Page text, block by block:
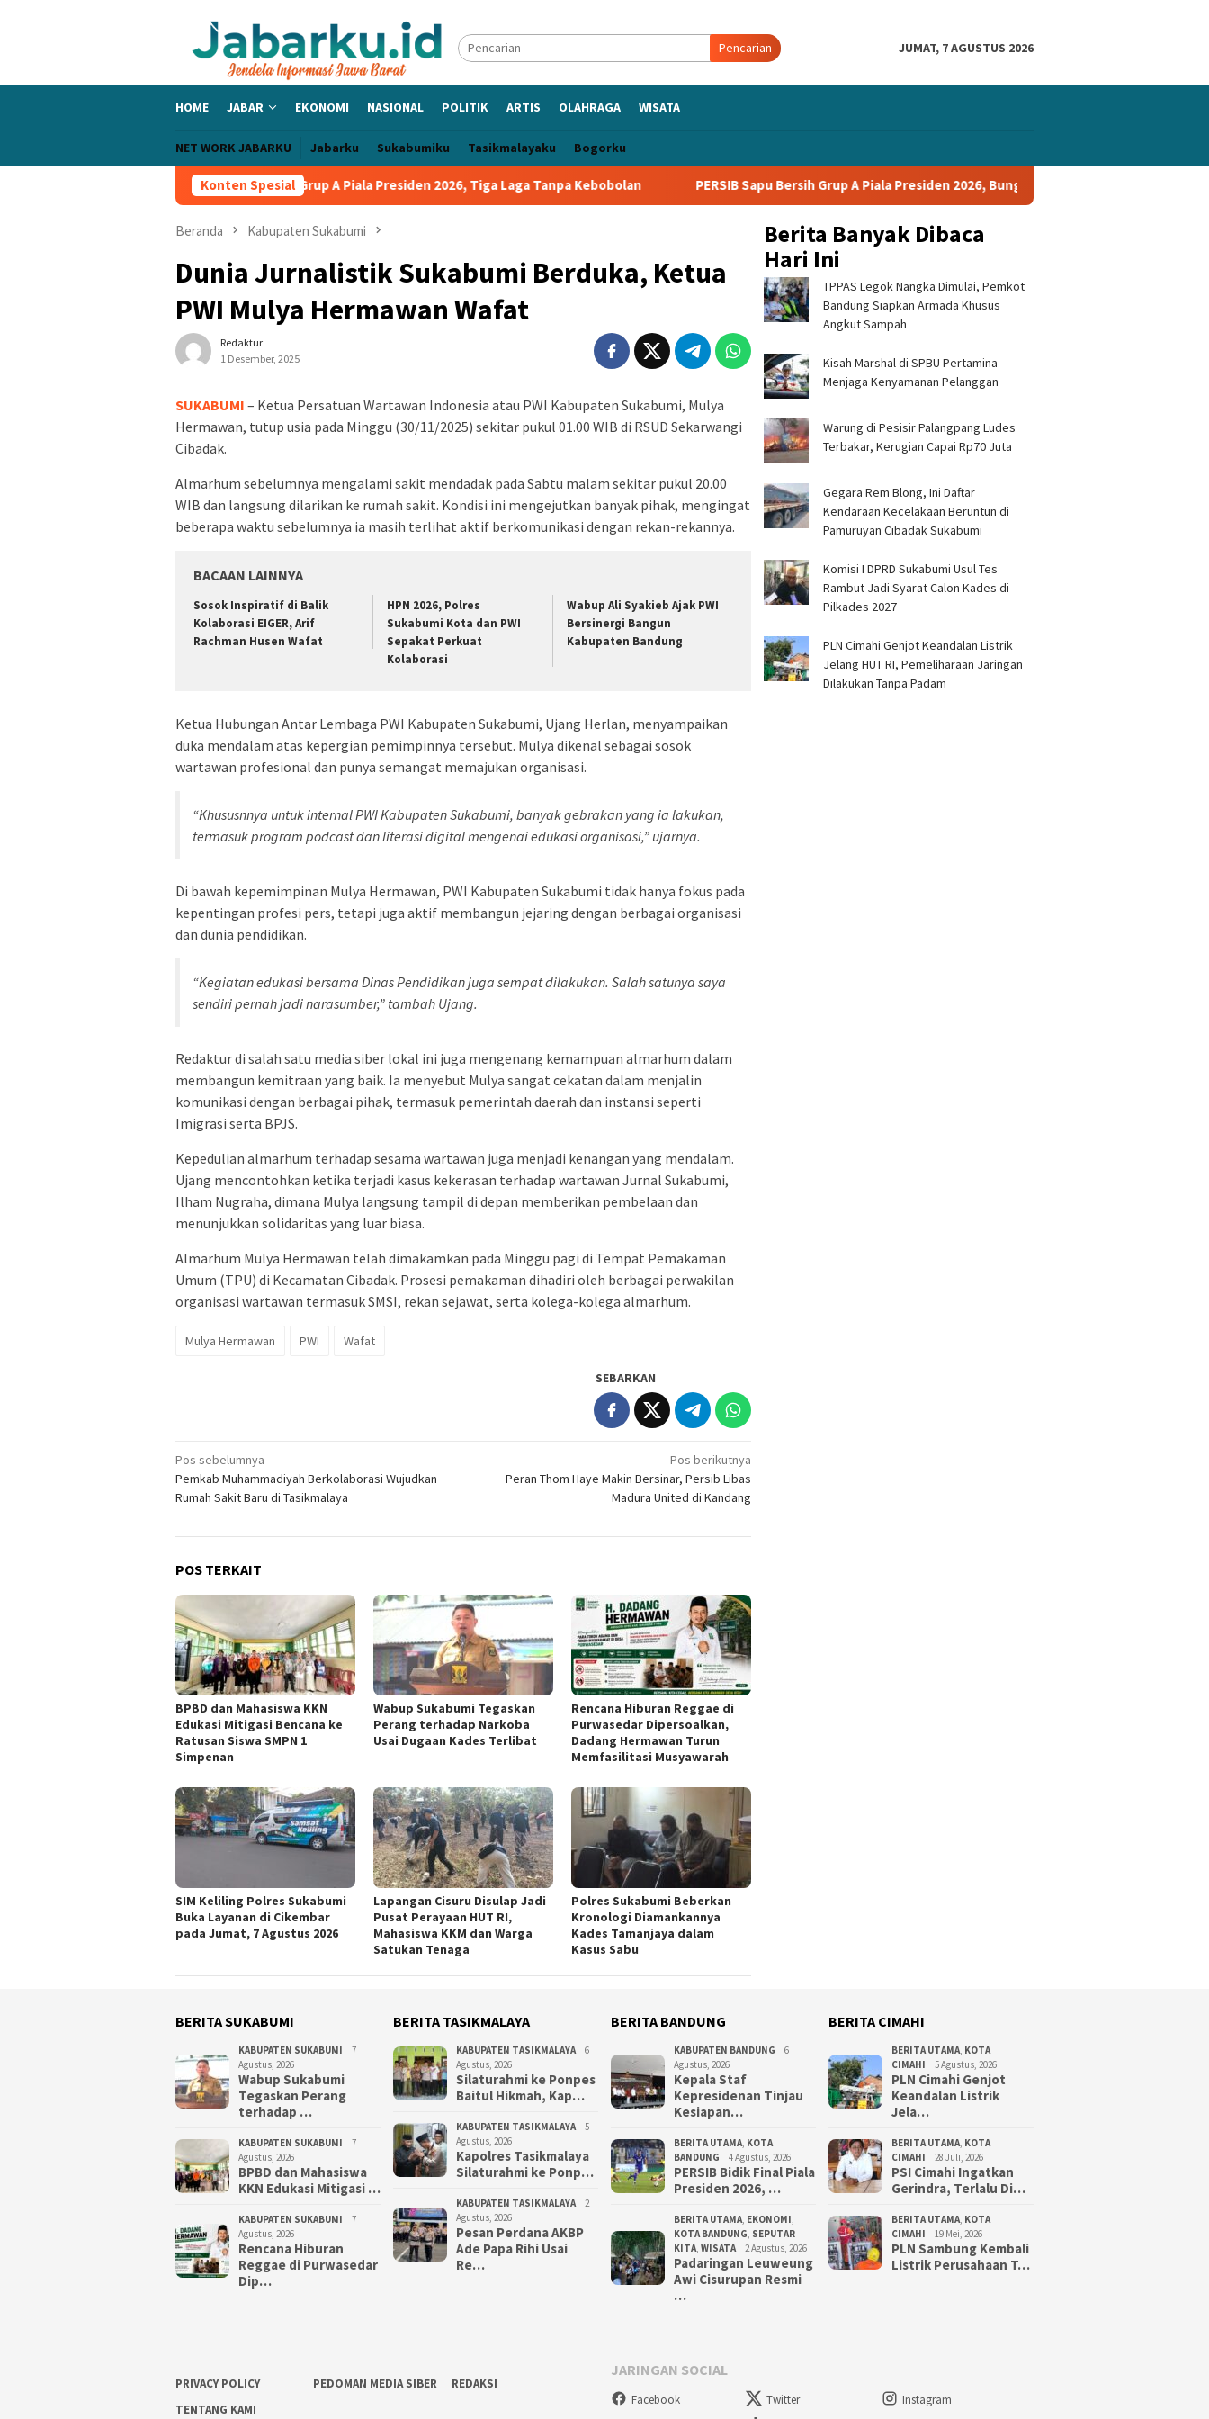
Pencarian JUMAT, 7 AGUSTUS 2026
HOME JABAR EKONOMI NASIONAL POLITIK ARTIS OLAHRAGA WISATA
NET WORK JABARKU Jabarku Sukabumiku Tasikmalayaku Bogorku
Konten Spesial
Tolic Bangga PERSIB Sapu Bersih Grup A Piala Presiden 2026, Tiga Laga Tanpa Kebobolan PERSIB Sapu Bersih Grup A Piala Presiden 2026, Bungkam Tampines Rovers 1-0 dan Lolos ke
Beranda Kabupaten Sukabumi
Dunia Jurnalistik Sukabumi Berduka, Ketua
PWI Mulya Hermawan Wafat
Redaktur
1 Desember, 2025
SUKABUMI – Ketua Persatuan Wartawan Indonesia atau PWI Kabupaten Sukabumi, Mulya
Hermawan, tutup usia pada Minggu (30/11/2025) sekitar pukul 01.00 WIB di RSUD Sekarwangi
Cibadak.
Almarhum sebelumnya mengalami sakit mendadak pada Sabtu malam sekitar pukul 20.00
WIB dan langsung dilarikan ke rumah sakit. Kondisi ini mengejutkan banyak pihak, mengingat
beberapa waktu sebelumnya ia masih terlihat aktif berkomunikasi dengan rekan-rekannya.
BACAAN LAINNYA
Sosok Inspiratif di Balik
Kolaborasi EIGER, Arif
Rachman Husen Wafat
HPN 2026, Polres
Sukabumi Kota dan PWI
Sepakat Perkuat
Kolaborasi
Wabup Ali Syakieb Ajak PWI
Bersinergi Bangun
Kabupaten Bandung
Ketua Hubungan Antar Lembaga PWI Kabupaten Sukabumi, Ujang Herlan, menyampaikan
duka mendalam atas kepergian pemimpinnya tersebut. Mulya dikenal sebagai sosok
wartawan profesional dan punya semangat memajukan organisasi.
“Khususnnya untuk internal PWI Kabupaten Sukabumi, banyak gebrakan yang ia lakukan,
termasuk program podcast dan literasi digital mengenai edukasi organisasi,” ujarnya.
Di bawah kepemimpinan Mulya Hermawan, PWI Kabupaten Sukabumi tidak hanya fokus pada
kepentingan profesi pers, tetapi juga aktif membangun jejaring dengan berbagai organisasi
dan dunia pendidikan.
“Kegiatan edukasi bersama Dinas Pendidikan juga sempat dilakukan. Salah satunya saya
sendiri pernah jadi narasumber,” tambah Ujang.
Redaktur di salah satu media siber lokal ini juga mengenang kemampuan almarhum dalam
membangun kemitraan yang baik. Ia menyebut Mulya sangat cekatan dalam menjalin
komunikasi dengan berbagai pihak, termasuk pemerintah daerah dan instansi seperti
Imigrasi serta BPJS.
Kepedulian almarhum terhadap sesama wartawan juga menjadi kenangan yang mendalam.
Ujang mencontohkan ketika terjadi kasus kekerasan terhadap wartawan Jurnal Sukabumi,
Ilham Nugraha, dimana Mulya langsung tampil di depan memberikan pembelaan dan
menunjukkan solidaritas yang luar biasa.
Almarhum Mulya Hermawan telah dimakamkan pada Minggu pagi di Tempat Pemakaman
Umum (TPU) di Kecamatan Cibadak. Prosesi pemakaman dihadiri oleh berbagai perwakilan
organisasi wartawan termasuk SMSI, rekan sejawat, serta kolega-kolega almarhum.
Mulya Hermawan PWI Wafat
SEBARKAN
Navigasi
pos
Pos sebelumnya
Pemkab Muhammadiyah Berkolaborasi Wujudkan
Rumah Sakit Baru di Tasikmalaya
Pos berikutnya
Peran Thom Haye Makin Bersinar, Persib Libas
Madura United di Kandang
POS TERKAIT
BPBD dan Mahasiswa KKN
Edukasi Mitigasi Bencana ke
Ratusan Siswa SMPN 1
Simpenan
Wabup Sukabumi Tegaskan
Perang terhadap Narkoba
Usai Dugaan Kades Terlibat
Rencana Hiburan Reggae di
Purwasedar Dipersoalkan,
Dadang Hermawan Turun
Memfasilitasi Musyawarah
SIM Keliling Polres Sukabumi
Buka Layanan di Cikembar
pada Jumat, 7 Agustus 2026
Lapangan Cisuru Disulap Jadi
Pusat Perayaan HUT RI,
Mahasiswa KKM dan Warga
Satukan Tenaga
Polres Sukabumi Beberkan
Kronologi Diamankannya
Kades Tamanjaya dalam
Kasus Sabu
Berita Banyak Dibaca
Hari Ini
TPPAS Legok Nangka Dimulai, Pemkot
Bandung Siapkan Armada Khusus
Angkut Sampah
Kisah Marshal di SPBU Pertamina
Menjaga Kenyamanan Pelanggan
Warung di Pesisir Palangpang Ludes
Terbakar, Kerugian Capai Rp70 Juta
Gegara Rem Blong, Ini Daftar
Kendaraan Kecelakaan Beruntun di
Pamuruyan Cibadak Sukabumi
Komisi I DPRD Sukabumi Usul Tes
Rambut Jadi Syarat Calon Kades di
Pilkades 2027
PLN Cimahi Genjot Keandalan Listrik
Jelang HUT RI, Pemeliharaan Jaringan
Dilakukan Tanpa Padam
BERITA SUKABUMI
KABUPATEN SUKABUMI
7
Agustus, 2026
Wabup Sukabumi
Tegaskan Perang
terhadap …
KABUPATEN SUKABUMI
7
Agustus, 2026
BPBD dan Mahasiswa
KKN Edukasi Mitigasi …
KABUPATEN SUKABUMI
7
Agustus, 2026
Rencana Hiburan
Reggae di Purwasedar
Dip…
BERITA TASIKMALAYA
KABUPATEN TASIKMALAYA
6
Agustus, 2026
Silaturahmi ke Ponpes
Baitul Hikmah, Kap…
KABUPATEN TASIKMALAYA
5
Agustus, 2026
Kapolres Tasikmalaya
Silaturahmi ke Ponp…
KABUPATEN TASIKMALAYA
2
Agustus, 2026
Pesan Perdana AKBP
Ade Papa Rihi Usai
Re…
BERITA BANDUNG
KABUPATEN BANDUNG
6
Agustus, 2026
Kepala Staf
Kepresidenan Tinjau
Kesiapan…
BERITA UTAMA, KOTA
BANDUNG
4 Agustus, 2026
PERSIB Bidik Final Piala
Presiden 2026, …
BERITA UTAMA, EKONOMI,
KOTA BANDUNG, SEPUTAR
KITA, WISATA 2 Agustus, 2026
Padaringan Leuweung
Awi Cisurupan Resmi
…
BERITA CIMAHI
BERITA UTAMA, KOTA
CIMAHI
5 Agustus, 2026
PLN Cimahi Genjot
Keandalan Listrik
Jela…
BERITA UTAMA, KOTA
CIMAHI
28 Juli, 2026
PSI Cimahi Ingatkan
Gerindra, Terlalu Di…
BERITA UTAMA, KOTA
CIMAHI
19 Mei, 2026
PLN Sambung Kembali
Listrik Perusahaan T…
PRIVACY POLICY PEDOMAN MEDIA SIBER
REDAKSI
TENTANG KAMI
JARINGAN SOCIAL
Facebook Twitter
Instagram